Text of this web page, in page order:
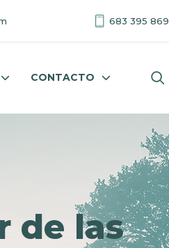
683 395 869
CONTACTO
de las